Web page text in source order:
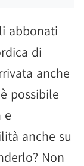
abbonati
di
anche
possibile
e
anche su
Non